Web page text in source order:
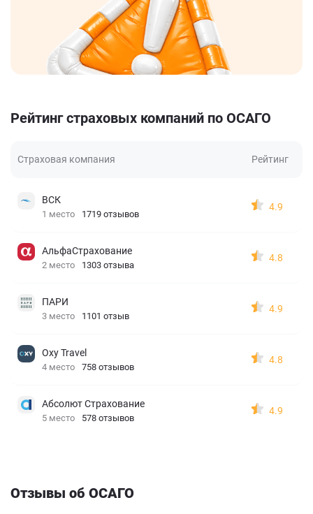
Рейтинг страховых компаний по ОСАГО
Страховая компания Рейтинг
ВСК
1 место 1719 отзывов
4.9
АльфаСтрахование
2 место 1303 отзыва
4.8
ПАРИ
3 место 1101 отзыв
4.9
Oxy Travel
4 место 758 отзывов
4.8
Абсолют Страхование
5 место 578 отзывов
4.9
Отзывы об ОСАГО